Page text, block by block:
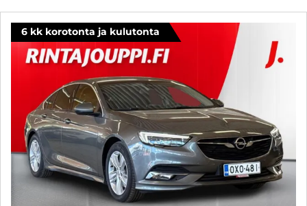
6 kk korotonta ja kulutonta